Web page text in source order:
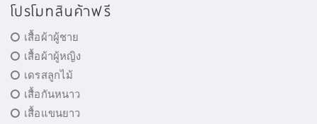
โปรโมทสินค้าฟรี
เสื้อผ้าผู้ชาย
เสื้อผ้าผู้หญิง
เดรสลูกไม้
เสื้อกันหนาว
เสื้อแขนยาว